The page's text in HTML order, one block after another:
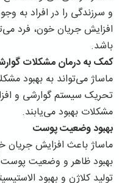
و سرزندگی را در افراد به
افزایش جریان خون، فرد
باشد.
کمک به درمان مشکلات
ماساژ می‌تواند به بهبود
تحریک سیستم گوارشی و
مشکلات بهبود می‌یابند.
بهبود وضعیت پوست
ماساژ باعث افزایش
بهبود ظاهر و وضعیت پوست
تولید کلاژن و بهبود